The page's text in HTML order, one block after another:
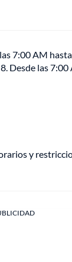
7:00 AM
Desde las
y